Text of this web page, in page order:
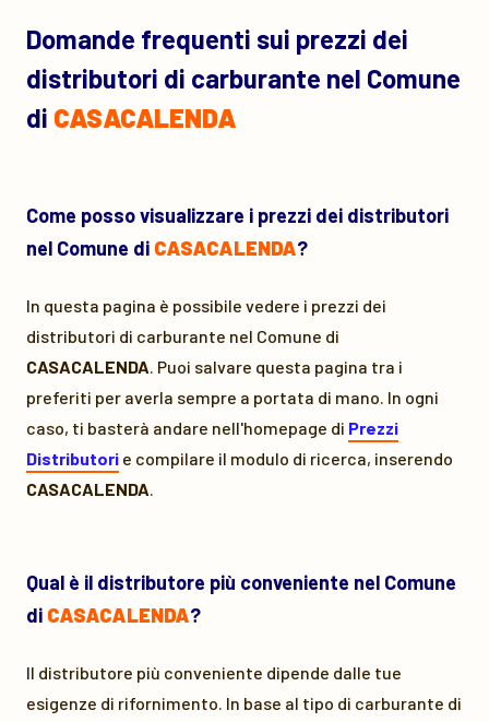
Domande frequenti sui prezzi dei
distributori di carburante nel Comune
di CASACALENDA
Come posso visualizzare i prezzi dei distributori
nel Comune di CASACALENDA?
In questa pagina è possibile vedere i prezzi dei
distributori di carburante nel Comune di
CASACALENDA. Puoi salvare questa pagina tra i
preferiti per averla sempre a portata di mano. In ogni
caso, ti basterà andare nell'homepage di Prezzi
Distributori e compilare il modulo di ricerca, inserendo
CASACALENDA.
Qual è il distributore più conveniente nel Comune
di CASACALENDA?
Il distributore più conveniente dipende dalle tue
esigenze di rifornimento. In base al tipo di carburante di